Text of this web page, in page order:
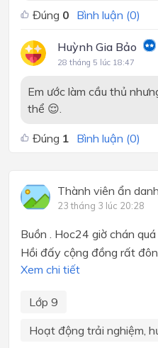
Đúng 0 Bình luận (0)
Huỳnh Gia Bảo
28 tháng 5 lúc 18:47
Em ước làm cầu thủ
thể 😌.
Đúng 1 Bình luận (0)
Thành viên ẩn danh
23 tháng 3 lúc 20:28
Buồn . Hoc24 giờ chán
Hồi đấy cộng đồng rất
Xem chi tiết
Lớp 9
Hoạt động trải nghiệm,